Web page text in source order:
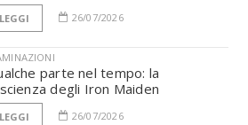
LEGGI 26/07/2026
parte nel tempo: la
degli Iron Maiden
LEGGI 26/07/2026